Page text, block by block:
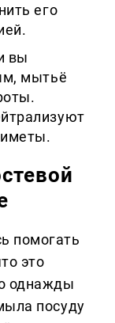
его
вы
мытьё
помогать
это
однажды
посуду